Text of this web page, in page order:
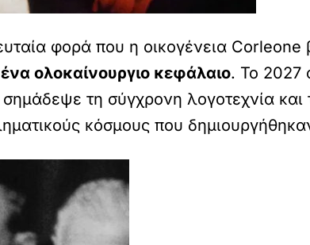
φορά που η οικογένεια
ολοκαίνουργιο κεφάλαιο. Το 2027
σημάδεψε τη σύγχρονη λογοτεχνία
κόσμους που